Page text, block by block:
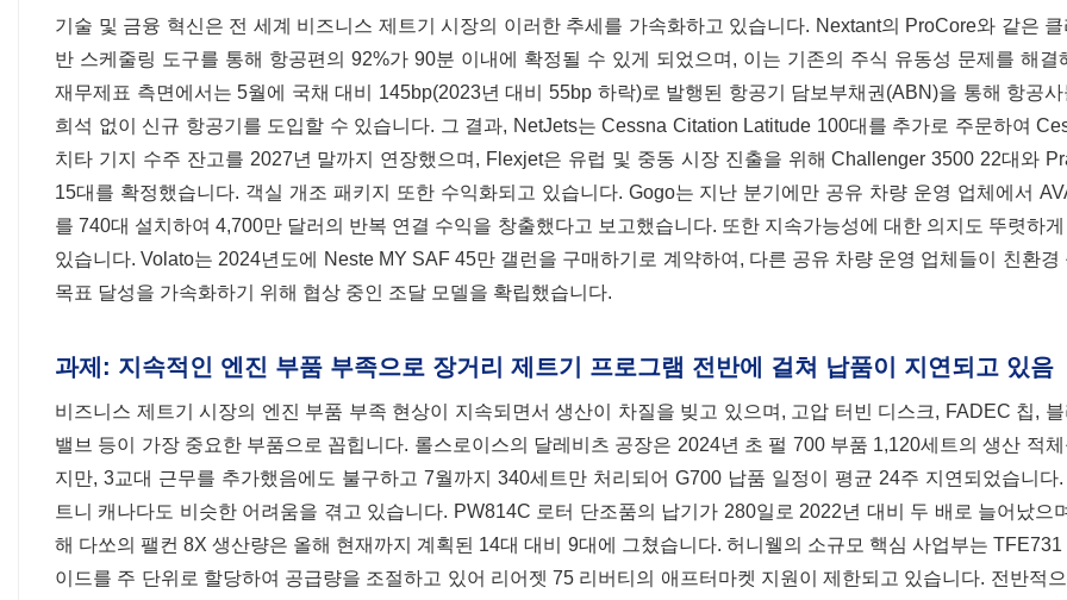
기술 및 금융 혁신은 전 세계 비즈니스 제트기 시장의 이러한 추세를 가속화하고 있습니다. Nextant의 ProCore와 같은
반 스케줄링 도구를 통해 항공편의 92%가 90분 이내에 확정될 수 있게 되었으며, 이는 기존의 주식 유동성 문제를 해결
재무제표 측면에서는 5월에 국채 대비 145bp(2023년 대비 55bp 하락)로 발행된 항공기 담보부채권(ABN)을 통해 항공
희석 없이 신규 항공기를 도입할 수 있습니다. 그 결과, NetJets는 Cessna Citation Latitude 100대를 추가로 주문하여
치타 기지 수주 잔고를 2027년 말까지 연장했으며, Flexjet은 유럽 및 중동 시장 진출을 위해 Challenger 3500 22대와
15대를 확정했습니다. 객실 개조 패키지 또한 수익화되고 있습니다. Gogo는 지난 분기에만 공유 차량 운영 업체에서
를 740대 설치하여 4,700만 달러의 반복 연결 수익을 창출했다고 보고했습니다. 또한 지속가능성에 대한 의지도 뚜렷하
있습니다. Volato는 2024년도에 Neste MY SAF 45만 갤런을 구매하기로 계약하여, 다른 공유 차량 운영 업체들이 친환경
목표 달성을 가속화하기 위해 협상 중인 조달 모델을 확립했습니다.
과제: 지속적인 엔진 부품 부족으로 장거리 제트기 프로그램 전반에 걸쳐 납품이 지연되고 있음
비즈니스 제트기 시장의 엔진 부품 부족 현상이 지속되면서 생산이 차질을 빚고 있으며, 고압 터빈 디스크, FADEC 칩,
밸브 등이 가장 중요한 부품으로 꼽힙니다. 롤스로이스의 달레비츠 공장은 2024년 초 펄 700 부품 1,120세트의 생산 적
지만, 3교대 근무를 추가했음에도 불구하고 7월까지 340세트만 처리되어 G700 납품 일정이 평균 24주 지연되었습니다
트니 캐나다도 비슷한 어려움을 겪고 있습니다. PW814C 로터 단조품의 납기가 280일로 2022년 대비 두 배로 늘어났으
해 다쏘의 팰컨 8X 생산량은 올해 현재까지 계획된 14대 대비 9대에 그쳤습니다. 허니웰의 소규모 핵심 사업부는
이드를 주 단위로 할당하여 공급량을 조절하고 있어 리어젯 75 리버티의 애프터마켓 지원이 제한되고 있습니다. 전반적